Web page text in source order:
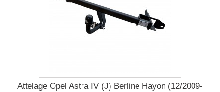
Attelage Opel Astra IV (J) Berline Hayon (12/2009-